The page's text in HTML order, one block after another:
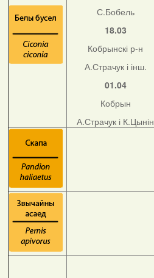
С.Бобель
18.03
Кобрынскі р-н
А.Страчук і інш.
01.04
Кобрын
А.Страчук і К.Цынін